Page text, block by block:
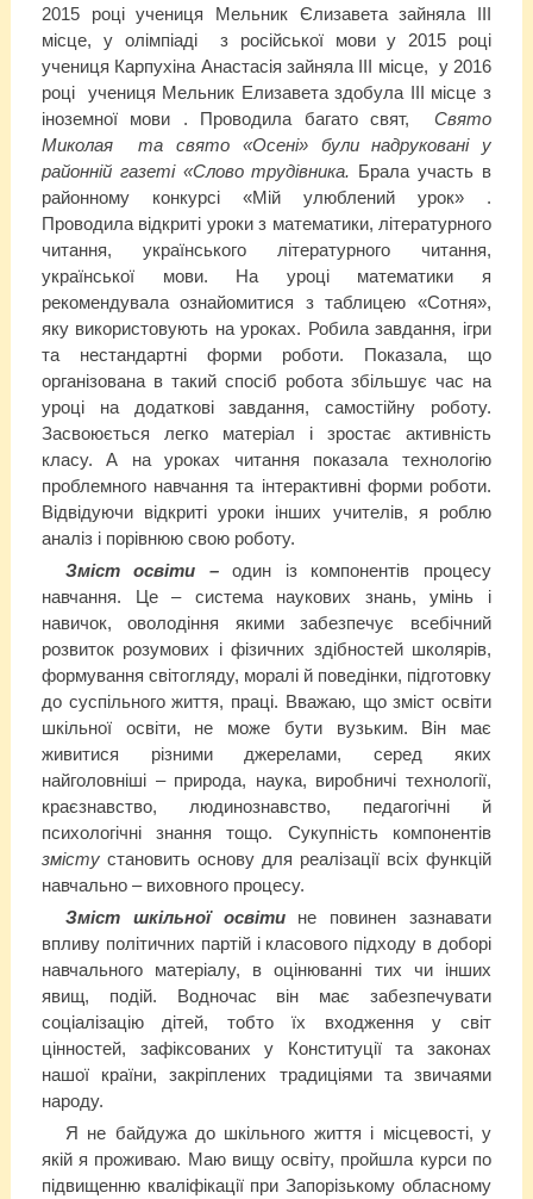
2015 році учениця Мельник Єлизавета зайняла ІІІ
місце, у олімпіаді з російської мови у 2015 році
учениця Карпухіна Анастасія зайняла ІІІ місце, у 2016
році учениця Мельник Елизавета здобула ІІІ місце з
іноземної мови . Проводила багато свят, Свято
Миколая та свято «Осені» були надруковані у
районній газеті «Слово трудівника. Брала участь в
районному конкурсі «Мій улюблений урок» .
Проводила відкриті уроки з математики, літературного
читання, українського літературного читання,
української мови. На уроці математики я
рекомендувала ознайомитися з таблицею «Сотня»,
яку використовують на уроках. Робила завдання, ігри
та нестандартні форми роботи. Показала, що
організована в такий спосіб робота збільшує час на
уроці на додаткові завдання, самостійну роботу.
Засвоюється легко матеріал і зростає активність
класу. А на уроках читання показала технологію
проблемного навчання та інтерактивні форми роботи.
Відвідуючи відкриті уроки інших учителів, я роблю
аналіз і порівнюю свою роботу.
Зміст освіти –один із компонентів процесу
навчання. Це – система наукових знань, умінь і
навичок, оволодіння якими забезпечує всебічний
розвиток розумових і фізичних здібностей школярів,
формування світогляду, моралі й поведінки, підготовку
до суспільного життя, праці. Вважаю, що зміст освіти
шкільної освіти, не може бути вузьким. Він має
живитися різними джерелами, серед яких
найголовніші – природа, наука, виробничі технології,
краєзнавство, людинознавство, педагогічні й
психологічні знання тощо. Сукупність компонентів
змістустановить основу для реалізації всіх функцій
навчально – виховного процесу.
Зміст шкільної освітине повинен зазнавати
впливу політичних партій і класового підходу в доборі
навчального матеріалу, в оцінюванні тих чи інших
явищ, подій. Водночас він має забезпечувати
соціалізацію дітей, тобто їх входження у світ
цінностей, зафіксованих у Конституції та законах
нашої країни, закріплених традиціями та звичаями
народу.
Я не байдужа до шкільного життя і місцевості, у
якій я проживаю. Маю вищу освіту, пройшла курси по
підвищенню кваліфікації при Запорізькому обласному